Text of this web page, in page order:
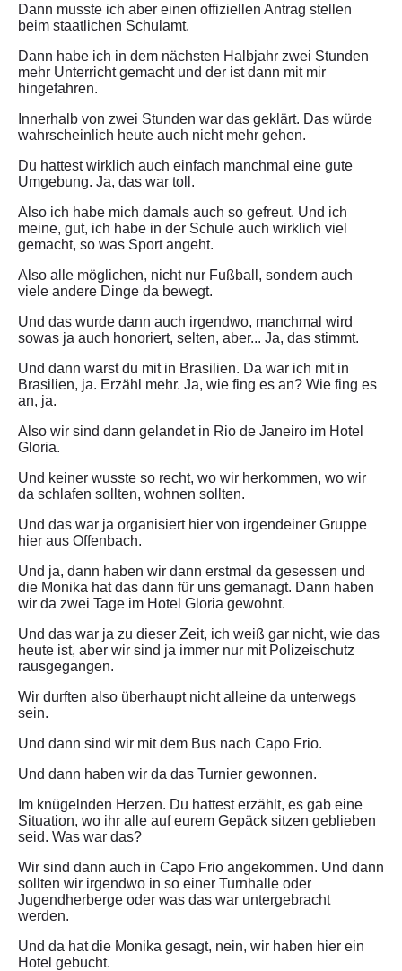
Dann musste ich aber einen offiziellen Antrag stellen
beim staatlichen Schulamt.
Dann habe ich in dem nächsten Halbjahr zwei Stunden
mehr Unterricht gemacht und der ist dann mit mir
hingefahren.
Innerhalb von zwei Stunden war das geklärt. Das würde
wahrscheinlich heute auch nicht mehr gehen.
Du hattest wirklich auch einfach manchmal eine gute
Umgebung. Ja, das war toll.
Also ich habe mich damals auch so gefreut. Und ich
meine, gut, ich habe in der Schule auch wirklich viel
gemacht, so was Sport angeht.
Also alle möglichen, nicht nur Fußball, sondern auch
viele andere Dinge da bewegt.
Und das wurde dann auch irgendwo, manchmal wird
sowas ja auch honoriert, selten, aber... Ja, das stimmt.
Und dann warst du mit in Brasilien. Da war ich mit in
Brasilien, ja. Erzähl mehr. Ja, wie fing es an? Wie fing es
an, ja.
Also wir sind dann gelandet in Rio de Janeiro im Hotel
Gloria.
Und keiner wusste so recht, wo wir herkommen, wo wir
da schlafen sollten, wohnen sollten.
Und das war ja organisiert hier von irgendeiner Gruppe
hier aus Offenbach.
Und ja, dann haben wir dann erstmal da gesessen und
die Monika hat das dann für uns gemanagt. Dann haben
wir da zwei Tage im Hotel Gloria gewohnt.
Und das war ja zu dieser Zeit, ich weiß gar nicht, wie das
heute ist, aber wir sind ja immer nur mit Polizeischutz
rausgegangen.
Wir durften also überhaupt nicht alleine da unterwegs
sein.
Und dann sind wir mit dem Bus nach Capo Frio.
Und dann haben wir da das Turnier gewonnen.
Im knügelnden Herzen. Du hattest erzählt, es gab eine
Situation, wo ihr alle auf eurem Gepäck sitzen geblieben
seid. Was war das?
Wir sind dann auch in Capo Frio angekommen. Und dann
sollten wir irgendwo in so einer Turnhalle oder
Jugendherberge oder was das war untergebracht
werden.
Und da hat die Monika gesagt, nein, wir haben hier ein
Hotel gebucht.